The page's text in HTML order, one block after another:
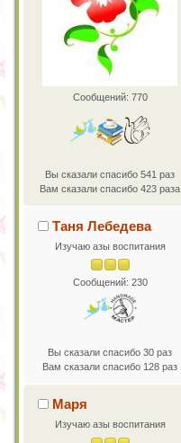
Сообщений: 770
Вы сказали спасибо 541 раз
Вам сказали спасибо 423 раза
Таня Лебедева
Изучаю азы воспитания
Сообщений: 230
Вы сказали спасибо 30 раз
Вам сказали спасибо 128 раз
Маря
Изучаю азы воспитания